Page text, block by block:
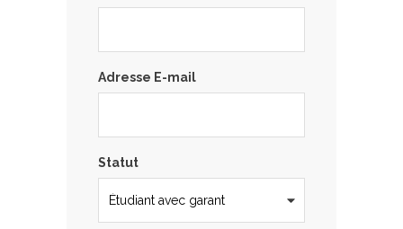
Adresse E-mail
Statut